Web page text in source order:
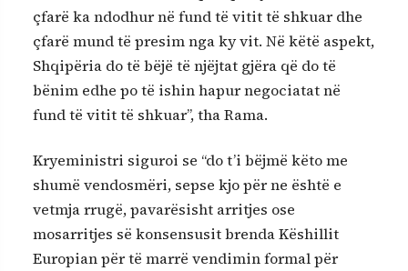
çfarë ka ndodhur në fund të vitit të shkuar dhe
çfarë mund të presim nga ky vit. Në këtë aspekt,
Shqipëria do të bëjë të njëjtat gjëra që do të
bënim edhe po të ishin hapur negociatat në
fund të vitit të shkuar”, tha Rama.
Kryeministri siguroi se “do t’i bëjmë këto me
shumë vendosmëri, sepse kjo për ne është e
vetmja rrugë, pavarësisht arritjes ose
mosarritjes së konsensusit brenda Këshillit
Europian për të marrë vendimin formal për